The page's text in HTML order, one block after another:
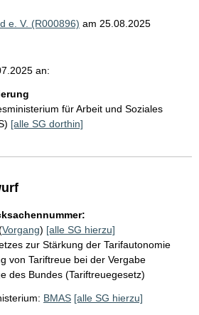
e. V. (R000896) am 25.08.2025
an:
für Arbeit und Soziales
[alle SG dorthin]
Vorgang) [alle SG hierzu]
zur Stärkung der Tarifautonomie
von Tariftreue bei der Vergabe
des Bundes (Tariftreuegesetz)
BMAS [alle SG hierzu]